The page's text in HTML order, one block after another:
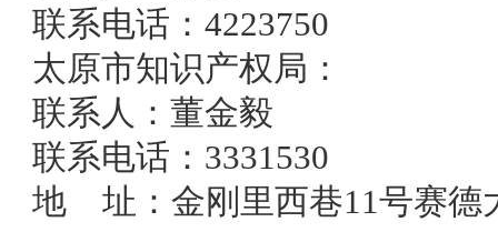
联系电话：4223750
太原市知识产权局 ：
联系人：董金毅
联系电话：3331530
地 址：金刚里西巷11号赛德